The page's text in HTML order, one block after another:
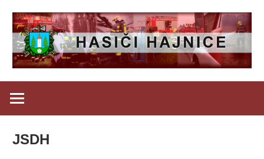
content
Hasiči
stránky
Hajnice
JSDH